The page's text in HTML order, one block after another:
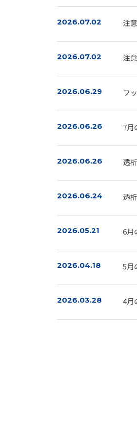
2026.07.02 注
2026.07.02 注
2026.06.29 フ
2026.06.26 7月
2026.06.26 透
2026.06.24 透
2026.05.21 6月
2026.04.18 5月
2026.03.28 4月